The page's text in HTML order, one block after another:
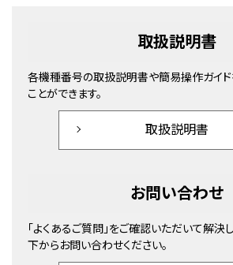
取扱説明書
各機種番号の取扱説明書や簡易操作ガイド
ことができます。
取扱説明書
お問い合わせ
「よくあるご質問」をご確認いただいて解決
下からお問い合わせください。